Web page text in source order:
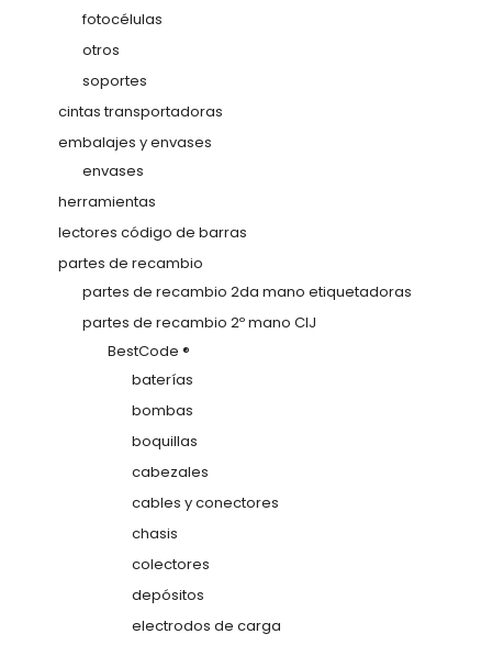
fotocélulas
otros
soportes
cintas transportadoras
embalajes y envases
envases
herramientas
lectores código de barras
partes de recambio
partes de recambio 2da mano etiquetadoras
partes de recambio 2º mano CIJ
BestCode ®
baterías
bombas
boquillas
cabezales
cables y conectores
chasis
colectores
depósitos
electrodos de carga